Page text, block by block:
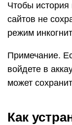
Чтобы
сайтов не
режим
Примечание.
войдете в
может
Как